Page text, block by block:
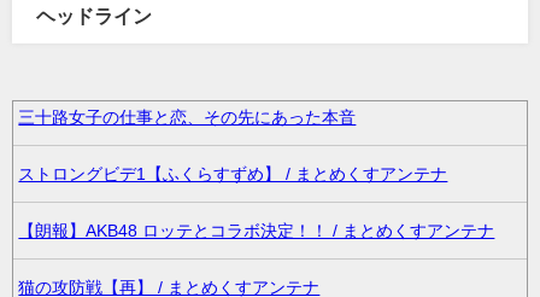
ヘッドライン
三十路女子の仕事と恋、その先にあった本音
ストロングビデ1【ふくらすずめ】 / まとめくすアンテナ
【朗報】AKB48 ロッテとコラボ決定！！ / まとめくすアンテナ
猫の攻防戦【再】 / まとめくすアンテナ